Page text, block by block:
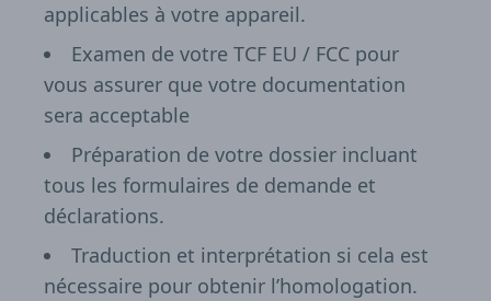
applicables à votre appareil.
Examen de votre TCF EU / FCC pour
vous assurer que votre documentation
sera acceptable
Préparation de votre dossier incluant
tous les formulaires de demande et
déclarations.
Traduction et interprétation si cela est
nécessaire pour obtenir l’homologation.